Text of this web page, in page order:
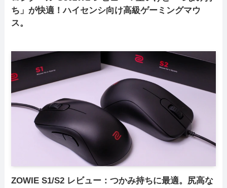
ち」が快適！ハイセンシ向け高級ゲーミングマウ
ス。
ZOWIE S1/S2 レビュー：つかみ持ちに最適。尻高な